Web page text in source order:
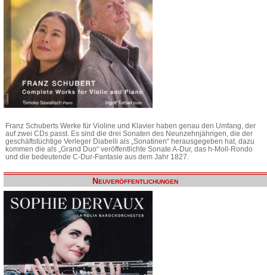
Franz Schuberts Werke für Violine und Klavier haben genau den Umfang, der
auf zwei CDs passt. Es sind die drei Sonaten des Neunzehnjährigen, die der
geschäftstüchtige Verleger Diabelli als „Sonatinen“ herausgegeben hat, dazu
kommen die als „Grand Duo“ veröffentlichte Sonate A-Dur, das h-Moll-Rondo
und die bedeutende C-Dur-Fantasie aus dem Jahr 1827.
Neuveröffentlichungen